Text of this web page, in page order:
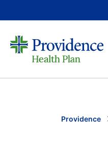
Providence